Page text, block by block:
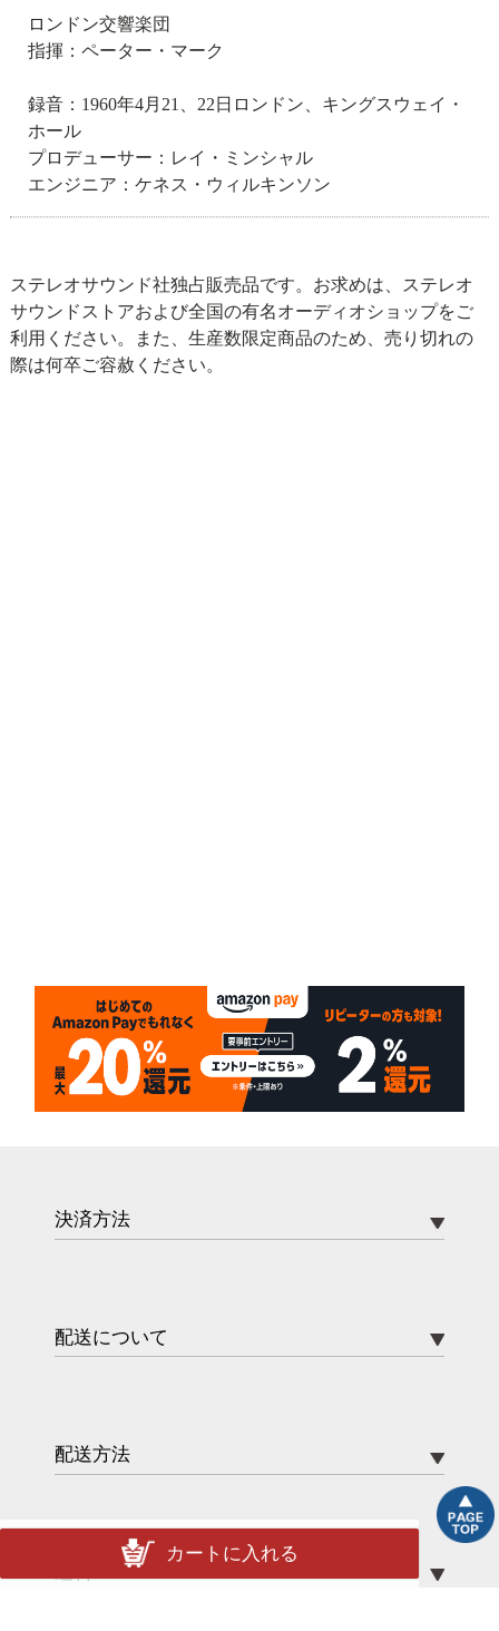
カートに入れる
ロンドン交響楽団
指揮：ペーター・マーク
録音：1960年4月21、22日ロンドン、キングスウェイ・
ホール
プロデューサー：レイ・ミンシャル
エンジニア：ケネス・ウィルキンソン
ステレオサウンド社独占販売品です。お求めは、ステレオ
サウンドストアおよび全国の有名オーディオショップをご
利用ください。また、生産数限定商品のため、売り切れの
際は何卒ご容赦ください。
決済方法
配送について
配送方法